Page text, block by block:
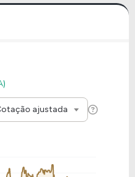
ajustada